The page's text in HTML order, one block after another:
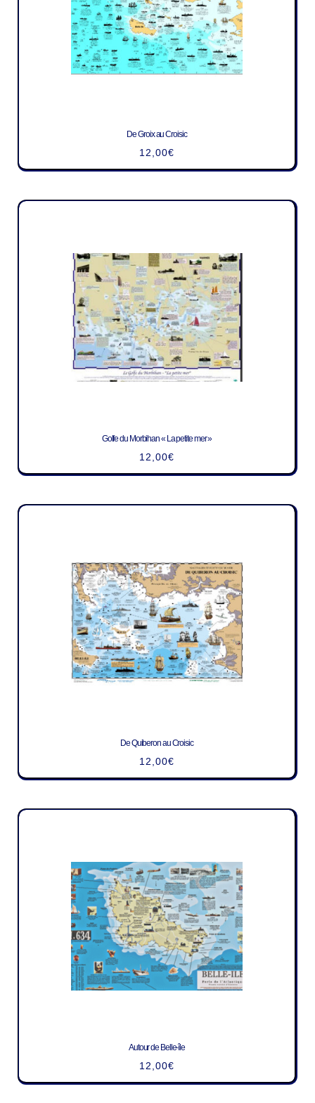
De Groix au Croisic
12,00€
Golfe du Morbihan « La petite mer »
12,00€
De Quiberon au Croisic
12,00€
Autour de Belle-île
12,00€